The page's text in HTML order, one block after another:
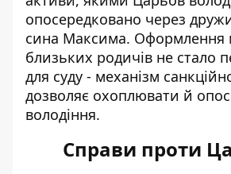
опосередковано через
сина Максима. Оформлення
близьких родичів не стало
для суду - механізм
дозволяє охоплювати й
володіння.
Справи проти